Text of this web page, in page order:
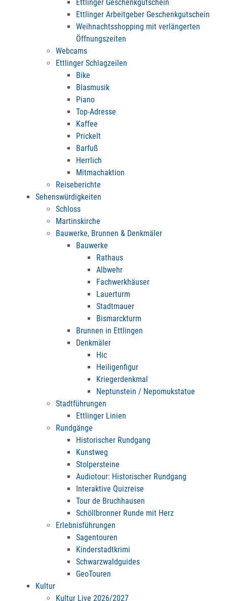
Ettlinger Geschenkgutschein
Ettlinger Arbeitgeber Geschenkgutschein
Weihnachtsshopping mit verlängerten
Öffnungszeiten
Webcams
Ettlinger Schlagzeilen
Bike
Blasmusik
Piano
Top-Adresse
Kaffee
Prickelt
Barfuß
Herrlich
Mitmachaktion
Reiseberichte
Sehenswürdigkeiten
Schloss
Martinskirche
Bauwerke, Brunnen & Denkmäler
Bauwerke
Rathaus
Albwehr
Fachwerkhäuser
Lauerturm
Stadtmauer
Bismarckturm
Brunnen in Ettlingen
Denkmäler
Hic
Heiligenfigur
Kriegerdenkmal
Neptunstein / Nepomukstatue
Stadtführungen
Ettlinger Linien
Rundgänge
Historischer Rundgang
Kunstweg
Stolpersteine
Audiotour: Historischer Rundgang
Interaktive Quizreise
Tour de Bruchhausen
Schöllbronner Runde mit Herz
Erlebnisführungen
Sagentouren
Kinderstadtkrimi
Schwarzwaldguides
GeoTouren
Kultur
Kultur Live 2026/2027